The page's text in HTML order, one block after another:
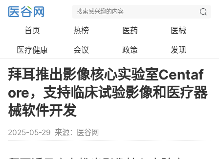
首页 热榜 医药
医械
医疗健康
会议 政策 发现
拜耳推出影像核心实验室Centaf
ore，支持临床试验影像和医疗器
械软件开发
2025-05-29 来源：医谷网